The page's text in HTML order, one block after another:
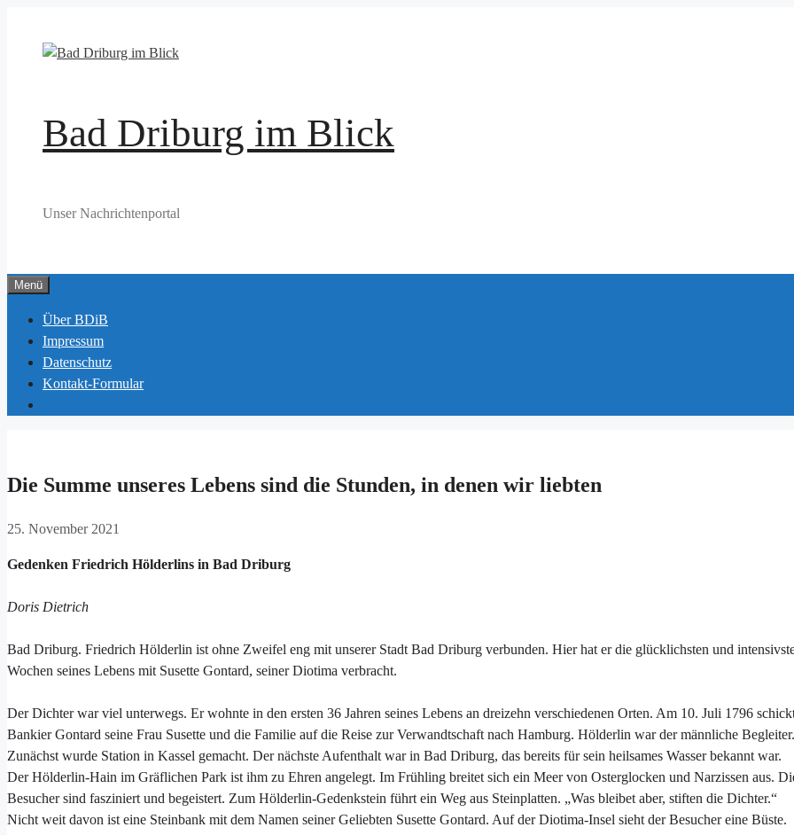
springen
Bad Driburg im Blick
Unser Nachrichtenportal
Menü
Über BDiB
Impressum
Datenschutz
Kontakt-Formular
Die Summe unseres Lebens sind die Stunden, in denen wir liebten
25. November 2021
Gedenken Friedrich Hölderlins in Bad Driburg
Doris Dietrich
Bad Driburg. Friedrich Hölderlin ist ohne Zweifel eng mit unserer Stadt Bad Driburg verbunden. Hier hat er die glücklichsten und
Wochen seines Lebens mit Susette Gontard, seiner Diotima verbracht.
Der Dichter war viel unterwegs. Er wohnte in den ersten 36 Jahren seines Lebens an dreizehn verschiedenen Orten. Am 10. Juli 1796
Bankier Gontard seine Frau Susette und die Familie auf die Reise zur Verwandtschaft nach Hamburg. Hölderlin war der männliche Begleiter.
Zunächst wurde Station in Kassel gemacht. Der nächste Aufenthalt war in Bad Driburg, das bereits für sein heilsames Wasser bekannt war.
Der Hölderlin-Hain im Gräflichen Park ist ihm zu Ehren angelegt. Im Frühling breitet sich ein Meer von Osterglocken und Narzissen aus.
Besucher sind fasziniert und begeistert. Zum Hölderlin-Gedenkstein führt ein Weg aus Steinplatten. „Was bleibet aber, stiften die Dichter.“
Nicht weit davon ist eine Steinbank mit dem Namen seiner Geliebten Susette Gontard. Auf der Diotima-Insel sieht der Besucher eine Büste.